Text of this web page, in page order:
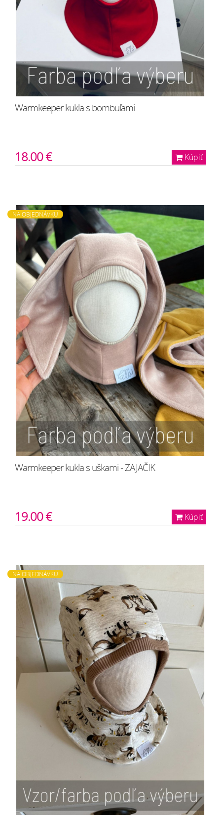
Warmkeeper kukla s bombuľami
Kúpiť
18.00 €
NA OBJEDNÁVKU
Warmkeeper kukla s uškami - ZAJAČIK
Kúpiť
19.00 €
NA OBJEDNÁVKU